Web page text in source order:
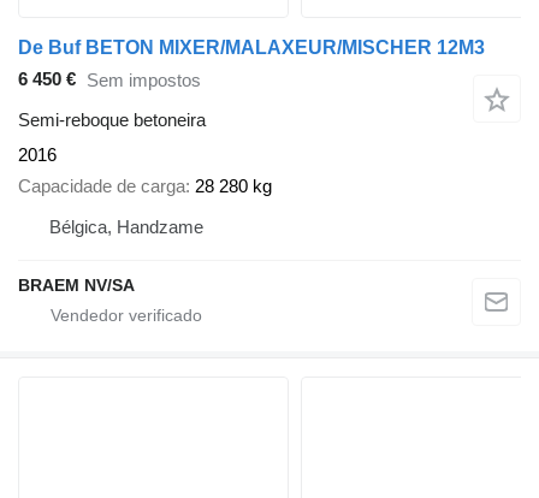
De Buf BETON MIXER/MALAXEUR/MISCHER 12M3
6 450 € Sem impostos
Semi-reboque betoneira
2016
Capacidade de carga 28 280 kg
Bélgica, Handzame
BRAEM NV/SA